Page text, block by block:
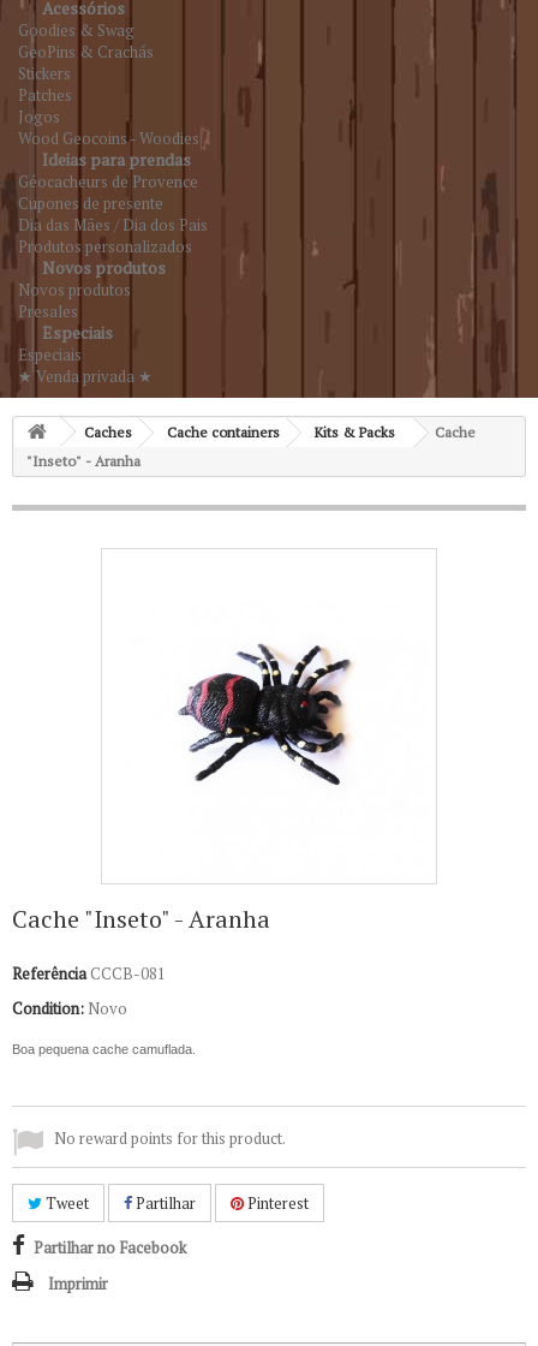
Acessórios
Goodies & Swag
GeoPins & Crachás
Stickers
Patches
Jogos
Wood Geocoins - Woodies
Ideias para prendas
Géocacheurs de Provence
Cupones de presente
Dia das Mães / Dia dos Pais
Produtos personalizados
Novos produtos
Novos produtos
Presales
Especiais
Especiais
★ Venda privada ★
Caches Cache containers Kits & Packs
Cache
"Inseto" - Aranha
Cache "Inseto" - Aranha
ReferênciaCCCB-081
Condition: Novo
Boa pequena cache camuflada.
No reward points for this product.
Tweet Partilhar Pinterest
Partilhar no Facebook
Imprimir